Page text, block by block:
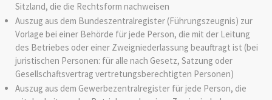
Sitzland, die die Rechtsform nachweisen
Auszug aus dem Bundeszentralregister (Führungszeugnis) zur
Vorlage bei einer Behörde für jede Person, die mit der Leitung
des Betriebes oder einer Zweigniederlassung beauftragt ist (bei
juristischen Personen: für alle nach Gesetz, Satzung oder
Gesellschaftsvertrag vertretungsberechtigten Personen)
Auszug aus dem Gewerbezentralregister für jede Person, die